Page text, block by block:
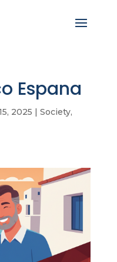
Espana
2025 | Society,